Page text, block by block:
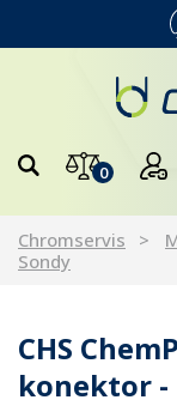
0
Chromservis
Sondy
CHS
konektor -